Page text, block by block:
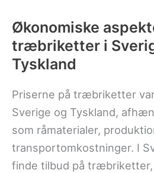
Økonomiske
træbriketter i
Tyskland
Priserne på træbriketter
Sverige og Tyskland,
som råmaterialer,
transportomkostninger. I
finde tilbud på